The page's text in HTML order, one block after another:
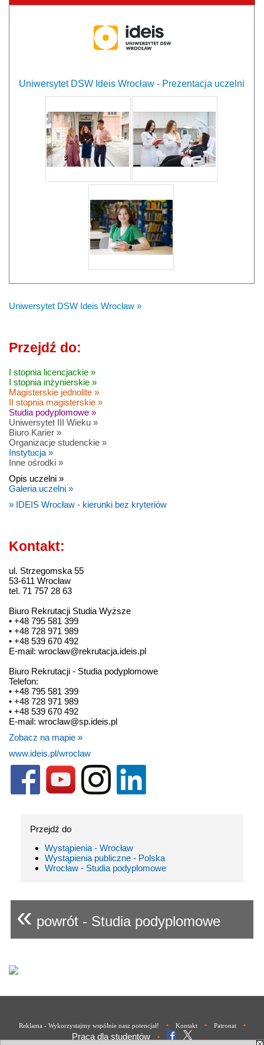
Uniwersytet DSW Ideis Wrocław - Prezentacja uczelni
Uniwersytet DSW Ideis Wrocław »
Przejdź do:
I stopnia licencjackie »
I stopnia inżynierskie »
Magisterskie jednolite »
II stopnia magisterskie »
Studia podyplomowe »
Uniwersytet III Wieku »
Biuro Karier »
Organizacje studenckie »
Instytucja »
Inne ośrodki »
Opis uczelni »
Galeria uczelni »
» IDEIS Wrocław - kierunki bez kryteriów
Kontakt:
ul. Strzegomska 55
53-611 Wrocław
tel. 71 757 28 63
Biuro Rekrutacji Studia Wyższe
• +48 795 581 399
• +48 728 971 989
• +48 539 670 492
E-mail: wroclaw@rekrutacja.ideis.pl
Biuro Rekrutacji - Studia podyplomowe
Telefon:
• +48 795 581 399
• +48 728 971 989
• +48 539 670 492
E-mail: wroclaw@sp.ideis.pl
Zobacz na mapie »
www.ideis.pl/wroclaw
Przejdź do
Wystąpienia - Wrocław
Wystąpienia publiczne - Polska
Wrocław - Studia podyplomowe
« powrót - Studia podyplomowe
Reklama - Wykorzystajmy wspólnie nasz potencjał! • Kontakt • Patronat •
Praca dla studentów •